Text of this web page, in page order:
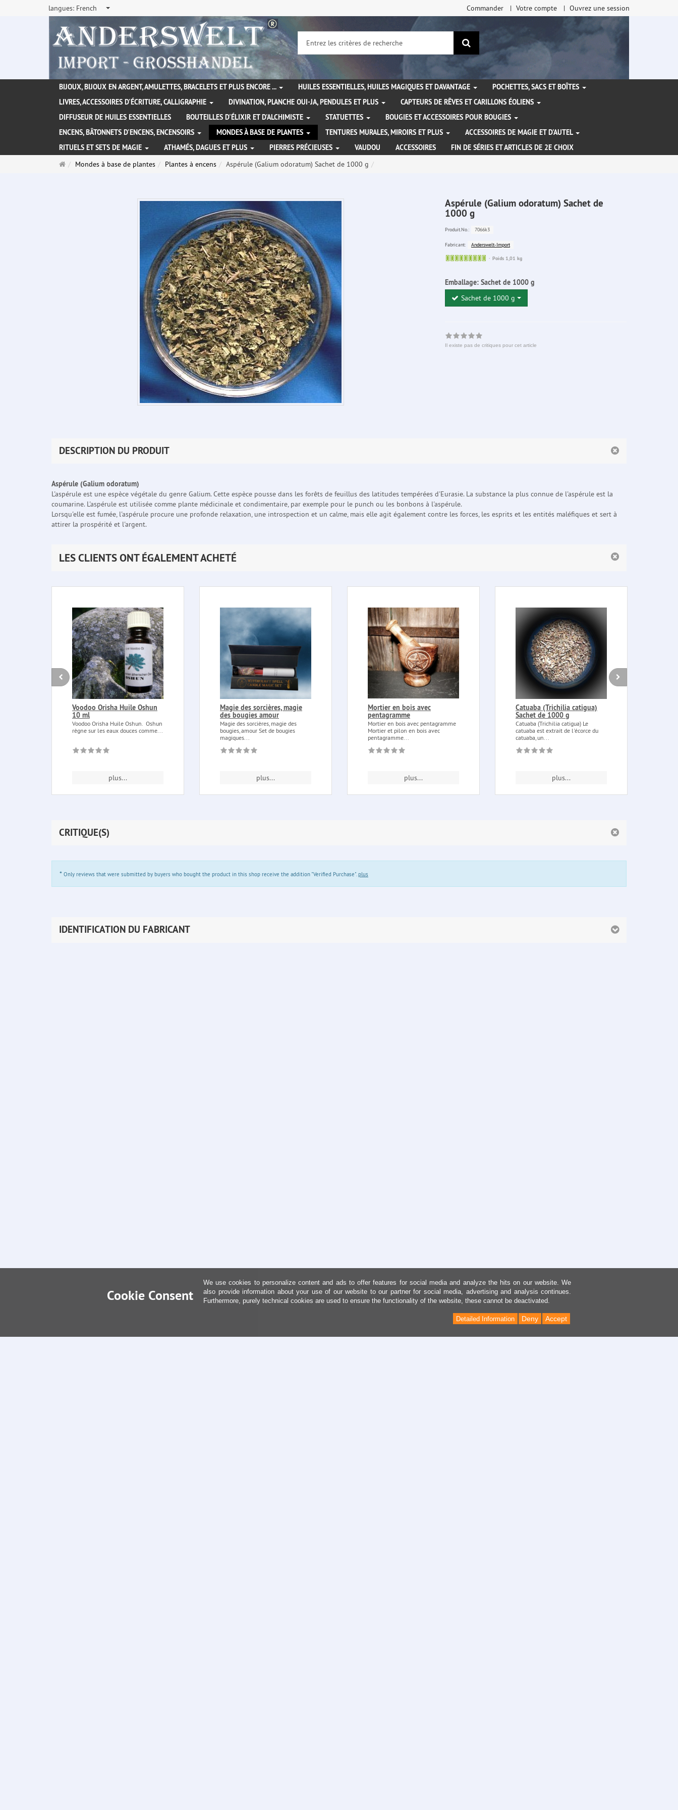
langues: French Commander Votre compte Ouvrez une session
Rechercher
BIJOUX, BIJOUX EN ARGENT, AMULETTES, BRACELETS ET PLUS ENCORE ... HUILES ESSENTIELLES, HUILES MAGIQUES ET DAVANTAGE
POCHETTES, SACS ET BOÎTES
LIVRES, ACCESSOIRES D'ÉCRITURE, CALLIGRAPHIE
DIVINATION, PLANCHE OUI-JA, PENDULES ET PLUS
CAPTEURS DE RÊVES ET CARILLONS ÉOLIENS
DIFFUSEUR DE HUILES ESSENTIELLES
BOUTEILLES D'ÉLIXIR ET D'ALCHIMISTE STATUETTES
BOUGIES ET ACCESSOIRES POUR BOUGIES
ENCENS, BÂTONNETS D'ENCENS, ENCENSOIRS
MONDES À BASE DE PLANTES TENTURES MURALES, MIROIRS ET PLUS
ACCESSOIRES DE MAGIE ET D'AUTEL
RITUELS ET SETS DE MAGIE
ATHAMÉS, DAGUES ET PLUS PIERRES PRÉCIEUSES VAUDOU ACCESSOIRES
FIN DE SÉRIES ET ARTICLES DE 2E CHOIX
PageMondes à base de plantes Plantes à encens Aspérule (Galium odoratum) Sachet de 1000 g
Aspérule (Galium odoratum) Sachet de
1000 g
Produit.No.: 7066k3
Fabricant:
Anderswelt-Import
Sofort
Poids 1,01 kg
Emballage: Sachet de 1000 g
Sachet de 1000 g
Il existe pas de critiques pour cet article
DESCRIPTION DU PRODUIT
Aspérule (Galium odoratum)
L'aspérule est une espèce végétale du genre Galium. Cette espèce pousse dans les forêts de feuillus des latitudes tempérées d'Eurasie. La substance la plus connue de l'aspérule est la
coumarine. L'aspérule est utilisée comme plante médicinale et condimentaire, par exemple pour le punch ou les bonbons à l'aspérule.
Lorsqu'elle est fumée, l'aspérule procure une profonde relaxation, une introspection et un calme, mais elle agit également contre les forces, les esprits et les entités maléfiques et sert à
attirer la prospérité et l'argent.
LES CLIENTS ONT ÉGALEMENT ACHETÉ
Voodoo Orisha Huile Oshun
10 ml
Voodoo Orisha Huile Oshun. Oshun
règne sur les eaux douces comme...
plus...
Magie des sorcières, magie
des bougies amour
Magie des sorcières, magie des
bougies, amour Set de bougies
magiques...
plus...
Mortier en bois avec
pentagramme
Mortier en bois avec pentagramme
Mortier et pilon en bois avec
pentagramme...
plus...
Catuaba (Trichilia catigua)
Sachet de 1000 g
Catuaba (Trichilia catigua) Le
catuaba est extrait de l'écorce du
catuaba, un...
plus...
CRITIQUE(S)
* Only reviews that were submitted by buyers who bought the product in this shop receive the addition "Verified Purchase".plus
IDENTIFICATION DU FABRICANT
Cookie Consent
We use cookies to personalize content and ads to offer features for social media and analyze the hits on our website. We
also provide information about your use of our website to our partner for social media, advertising and analysis continues.
Furthermore, purely technical cookies are used to ensure the functionality of the website, these cannot be deactivated.
Accept
Deny
Detailed Information